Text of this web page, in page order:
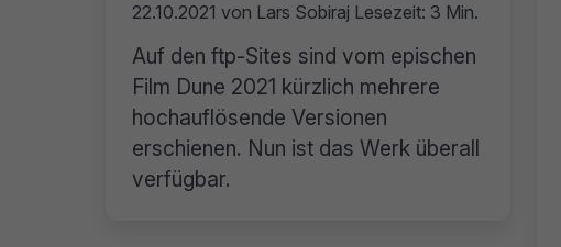
22.10.2021 von Lars Sobiraj Lesezeit: 3 Min.
Auf den ftp-Sites sind vom epischen
Film Dune 2021 kürzlich mehrere
hochauflösende Versionen
erschienen. Nun ist das Werk überall
verfügbar.